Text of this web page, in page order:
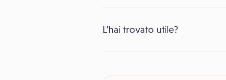
L’hai trovato utile?